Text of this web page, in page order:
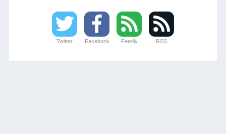
Twitter Facebook Feedly RSS